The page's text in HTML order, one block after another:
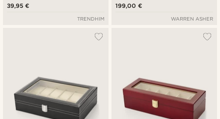
39,95 €
TRENDHIM
199,00 €
WARREN ASHER